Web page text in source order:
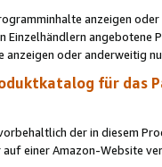
anzeigen
Einzelhändlern
oder anderweitig
für das
der in diesem
einer Amazon-Website